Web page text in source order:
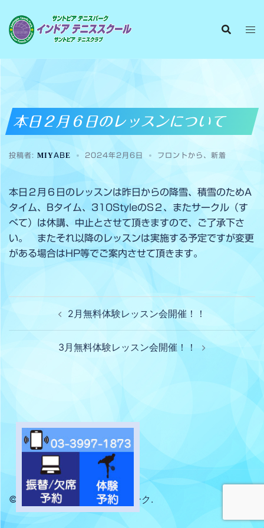
本日２月６日のレッスンについて
投稿者: MIYABE 2024年2月6日 フロントから 、 新着
本日２月６日のレッスンは昨日からの降雪、積雪のためA
タイム、Bタイム、310StyleのS２、またサークル（す
べて）は休講、中止とさせて頂きますので、ご了承下さ
い。 またそれ以降のレッスンは実施する予定ですが変更
がある場合はHP等でご案内させて頂きます。
2月無料体験レッスン会開催！！
3月無料体験レッスン会開催！！
© 2026 サントピアテニスパーク.